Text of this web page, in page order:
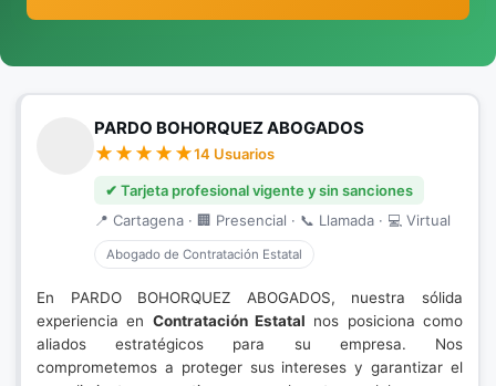
PARDO BOHORQUEZ ABOGADOS
14 Usuarios
✔ Tarjeta profesional vigente y sin sanciones
📍 Cartagena · 🏢 Presencial · 📞 Llamada · 💻 Virtual
Abogado de Contratación Estatal
En PARDO BOHORQUEZ ABOGADOS, nuestra sólida
experiencia en Contratación Estatal nos posiciona como
aliados estratégicos para su empresa. Nos
comprometemos a proteger sus intereses y garantizar el